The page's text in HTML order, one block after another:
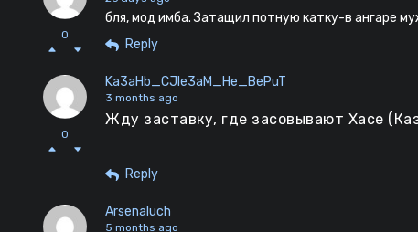
0
бля, мод имба. Затащил потную катку-в ангаре
Reply
0
Ka3aHb_CJIe3aM_He_BePuT
3 months ago
Жду заставку, где засовывают Хасе
Reply
Arsenaluch
5 months ago